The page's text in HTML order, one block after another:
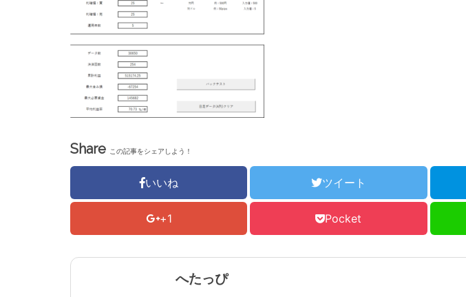
Share この記事をシェアしよう！
いいね ツイート
+1 Pocket
へたっぴ